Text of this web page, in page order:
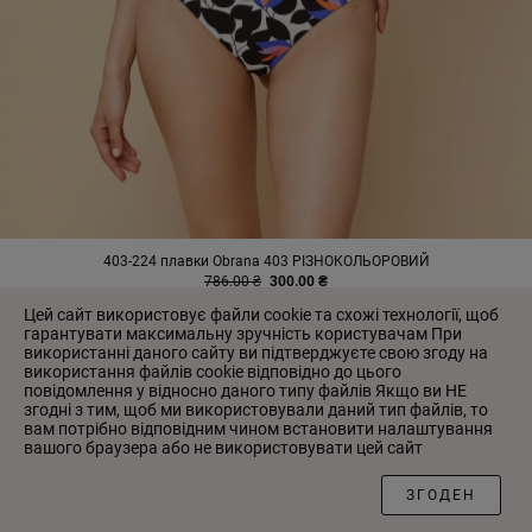
403-224 плавки Obrana 403 РІЗНОКОЛЬОРОВИЙ
786.00 ₴ 300.00 ₴
-50% -50%
ФІЛЬТР
Цей сайт використовує файли cookie та схожі технології, щоб
гарантувати максимальну зручність користувачам При
використанні даного сайту ви підтверджуєте свою згоду на
використання файлів cookie відповідно до цього
повідомлення у відносно даного типу файлів Якщо ви НЕ
згодні з тим, щоб ми використовували даний тип файлів, то
вам потрібно відповідним чином встановити налаштування
вашого браузера або не використовувати цей сайт
ЗГОДЕН